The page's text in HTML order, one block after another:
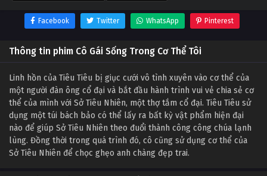
Facebook Twitter WhatsApp Pinterest
Thông tin phim Cô Gái Sống Trong Cơ Thể Tôi
Linh hồn của Tiêu Tiêu bị giục cưới vô tình xuyên vào cơ thể của
một người đàn ông cổ đại và bắt đầu hành trình vui vẻ chia sẻ cơ
thể của mình với Sở Tiêu Nhiên, một thợ tắm cổ đại. Tiêu Tiêu sử
dụng một túi bách bảo có thể lấy ra bất kỳ vật phẩm hiện đại
nào để giúp Sở Tiêu Nhiên theo đuổi thành công công chúa lạnh
lùng. Đồng thời trong quá trình đó, cô cũng sử dụng cơ thể của
Sở Tiêu Nhiên để chọc ghẹo anh chàng đẹp trai.